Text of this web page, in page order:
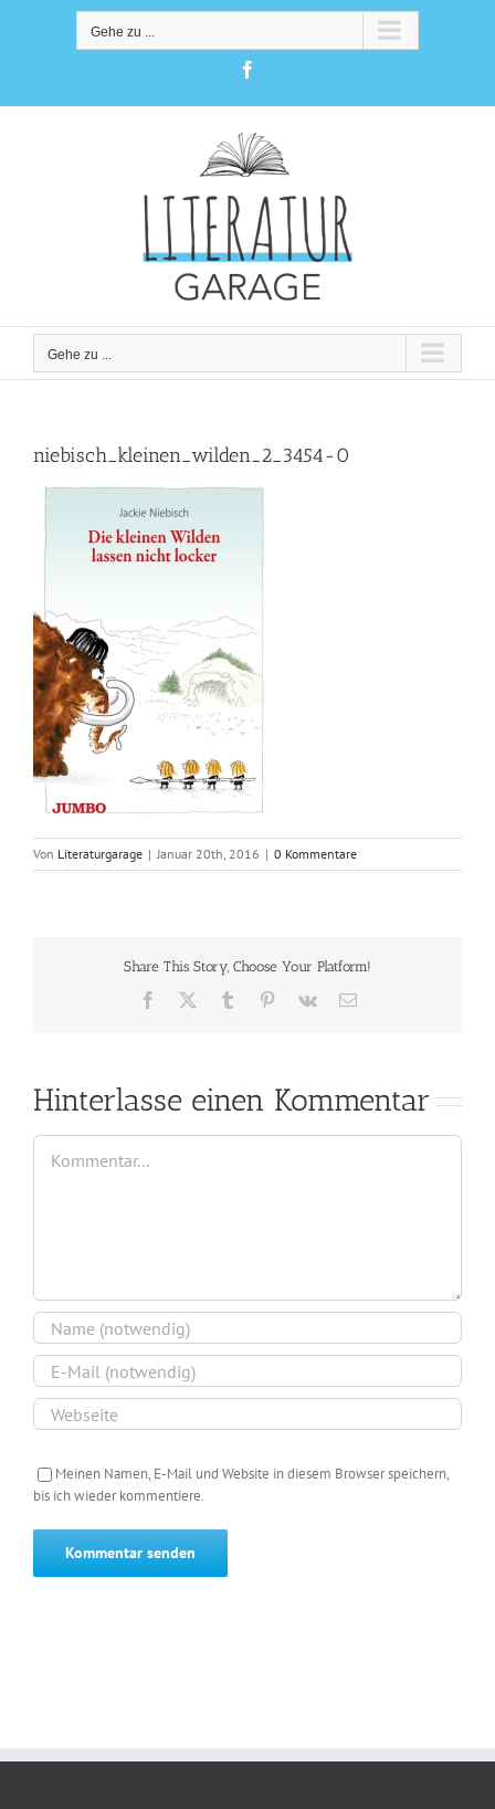
Gehe zu ...
Gehe zu ...
niebisch_kleinen_wilden_2_3454-0
Von Literaturgarage | Januar 20th, 2016 | 0 Kommentare
Share This Story, Choose Your Platform!
Facebook Tumblr Pinterest
Vk
E-
Hinterlasse einen Kommentar
Kommentar
Meinen Namen, E-Mail und Website in diesem Browser speichern,
bis ich wieder kommentiere.